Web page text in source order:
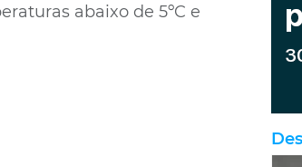
abaixo de 5ºC e